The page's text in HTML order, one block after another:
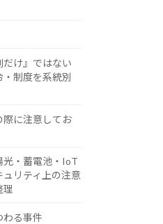
け』ではない
制度を系統別
際に注意してお
光・蓄電池・IoT
リティ上の注意
理
わる事件